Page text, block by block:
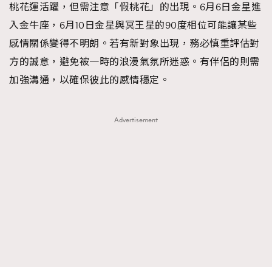
桃花運活躍，但需注意「假桃花」的出現。6月6日金星進
入金牛座，6月10日金星與冥王星的90度相位可能讓某些
感情關係變得不明朗。若有新對象出現，務必慎重評估對
方的誠意，避免被一時的浪漫氣氛所迷惑。有伴侶的則需
加強溝通，以確保彼此的感情穩定。
Advertisement